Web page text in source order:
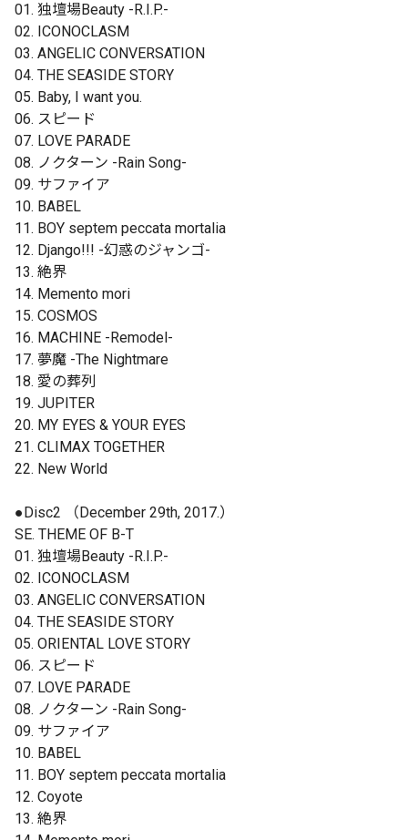
01. 独壇場Beauty -R.I.P.-
02. ICONOCLASM
03. ANGELIC CONVERSATION
04. THE SEASIDE STORY
05. Baby, I want you.
06. スピード
07. LOVE PARADE
08. ノクターン -Rain Song-
09. サファイア
10. BABEL
11. BOY septem peccata mortalia
12. Django!!! -幻惑のジャンゴ-
13. 絶界
14. Memento mori
15. COSMOS
16. MACHINE -Remodel-
17. 夢魔 -The Nightmare
18. 愛の葬列
19. JUPITER
20. MY EYES & YOUR EYES
21. CLIMAX TOGETHER
22. New World
●Disc2 （December 29th, 2017.）
SE. THEME OF B-T
01. 独壇場Beauty -R.I.P.-
02. ICONOCLASM
03. ANGELIC CONVERSATION
04. THE SEASIDE STORY
05. ORIENTAL LOVE STORY
06. スピード
07. LOVE PARADE
08. ノクターン -Rain Song-
09. サファイア
10. BABEL
11. BOY septem peccata mortalia
12. Coyote
13. 絶界